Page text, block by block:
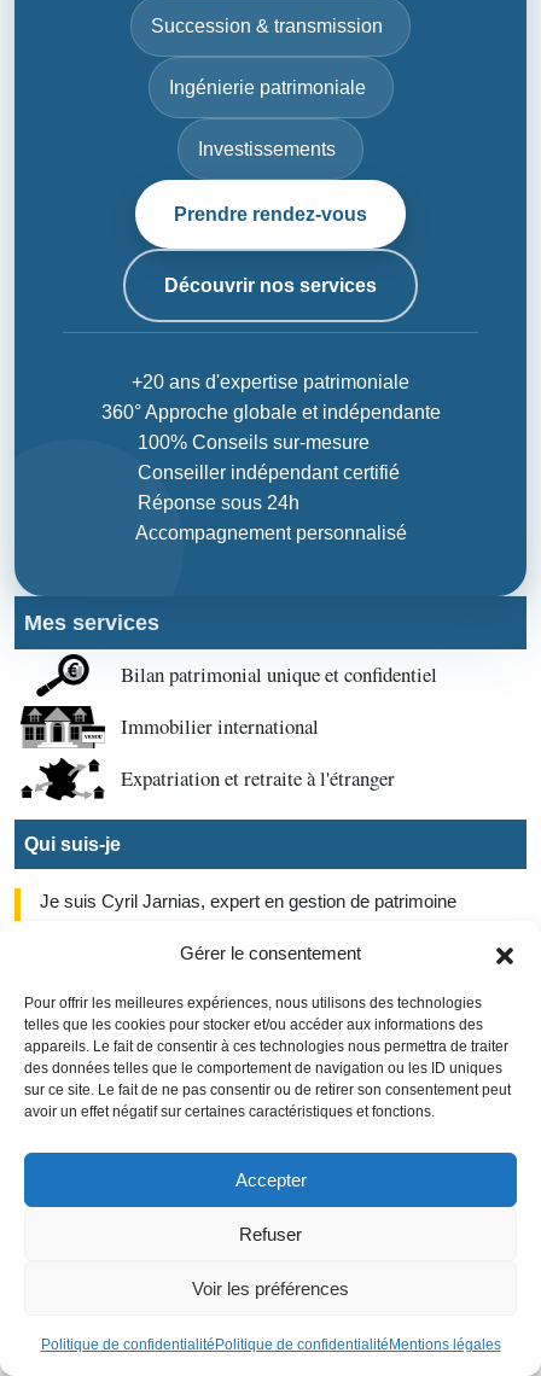
Gérer le consentement
Pour offrir les meilleures expériences, nous utilisons des technologies
telles que les cookies pour stocker et/ou accéder aux informations des
appareils. Le fait de consentir à ces technologies nous permettra de traiter
des données telles que le comportement de navigation ou les ID uniques
sur ce site. Le fait de ne pas consentir ou de retirer son consentement peut
avoir un effet négatif sur certaines caractéristiques et fonctions.
Accepter
Refuser
Voir les préférences
Politique de confidentialité Politique de confidentialité Mentions légales
Succession & transmission
Ingénierie patrimoniale
Investissements
Prendre rendez-vous
Découvrir nos services
+20 ans d'expertise patrimoniale
360° Approche globale et indépendante
100% Conseils sur-mesure
Conseiller indépendant certifié
Réponse sous 24h
Accompagnement personnalisé
Mes services
Bilan patrimonial unique et confidentiel
Immobilier international
Expatriation et retraite à l'étranger
Qui suis-je
Je suis Cyril Jarnias, expert en gestion de patrimoine
d'entreprise à « Construire, protéger et transmettre votre
médias sur le patrimoine : BFM Business, La Tribune, Les
Echos, Investir notamment.
Contactez-moi